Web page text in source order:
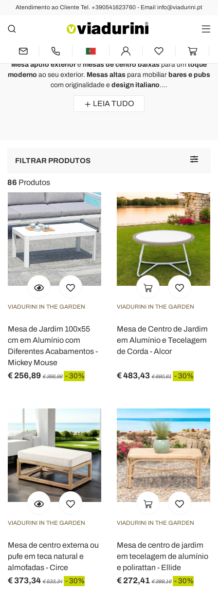
Atendimento ao Cliente Tel. +390541623760 - Email info@viadurini.pt
Mesa Apoio Exterior - Design
Italiano para um Exterior Moderno
Mesa apoio exterioremesas de centro baixaspara um toque
moderno ao seu exterior. Mesas altas para mobiliar bares e pubs
com originalidade e design italiano....
LEIA TUDO
Toggle
FILTRAR PRODUTOS
86 Produtos
VIADURINI IN THE GARDEN
Mesa de Jardim 100x55
cm em Alumínio com
Diferentes Acabamentos -
Mickey Mouse
€ 256,89 € 366,98 - 30%
VIADURINI IN THE GARDEN
Mesa de Centro de Jardim
em Alumínio e Tecelagem
de Corda - Alcor
€ 483,43 € 690,61 - 30%
VIADURINI IN THE GARDEN
Mesa de centro externa ou
pufe em teca natural e
almofadas - Circe
€ 373,34 € 533,34 - 30%
VIADURINI IN THE GARDEN
Mesa de centro de jardim
em tecelagem de alumínio
e polirattan - Ellide
€ 272,41 € 389,16 - 30%